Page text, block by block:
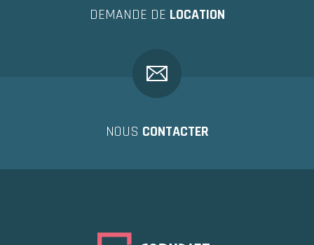
DEMANDE DE LOCATION
NOUS CONTACTER